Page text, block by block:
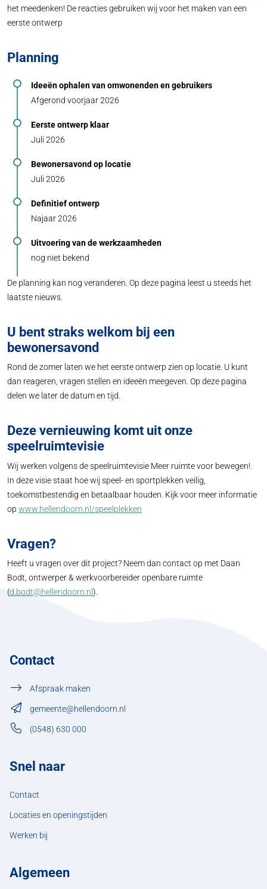
het meedenken! De reacties gebruiken wij voor het maken van een
eerste ontwerp
Planning
Ideeën ophalen van omwonenden en gebruikers
Afgerond voorjaar 2026
Eerste ontwerp klaar
Juli 2026
Bewonersavond op locatie
Juli 2026
Definitief ontwerp
Najaar 2026
Uitvoering van de werkzaamheden
nog niet bekend
De planning kan nog veranderen. Op deze pagina leest u steeds het
laatste nieuws.
U bent straks welkom bij een
bewonersavond
Rond de zomer laten we het eerste ontwerp zien op locatie. U kunt
dan reageren, vragen stellen en ideeën meegeven. Op deze pagina
delen we later de datum en tijd.
Deze vernieuwing komt uit onze
speelruimtevisie
Wij werken volgens de speelruimtevisie Meer ruimte voor bewegen!.
In deze visie staat hoe wij speel- en sportplekken veilig,
toekomstbestendig en betaalbaar houden. Kijk voor meer informatie
op www.hellendoorn.nl/speelplekken
Vragen?
Heeft u vragen over dit project? Neem dan contact op met Daan
Bodt, ontwerper & werkvoorbereider openbare ruimte
(d.bodt@hellendoorn.nl ).
Contact
Afspraak maken
gemeente@hellendoorn.nl
(0548) 630 000
Snel naar
Contact
Locaties en openingstijden
Werken bij
Algemeen